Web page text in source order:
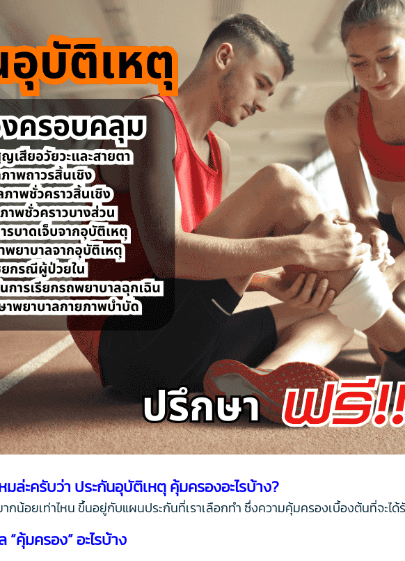
ล่ะครับว่า ประกันอุบัติเหตุ คุ้มครองอะไรบ้าง?
น้อยเท่าไหน ขึ้นอยู่กับแผนประกันที่เราเลือกทำ ซึ่งความคุ้มครองเบื้องต้นที่จะไ
คุ้มครอง” อะไรบ้าง